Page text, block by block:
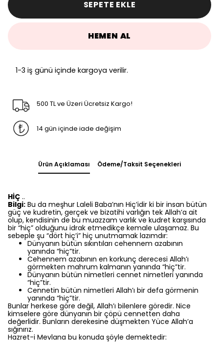
SEPETE EKLE
HEMEN AL
1-3 iş günü içinde kargoya verilir.
500 TL ve Üzeri Ücretsiz Kargo!
14 gün içinde iade değişim
Ürün Açıklaması Ödeme/Taksit Seçenekleri
HİÇ ..
Bilgi: Bu da meşhur Laleli Baba’nın Hiç’idir ki bir insan bütün
güç ve kudretin, gerçek ve bizatihi varlığın tek Allah’a ait
olup, kendisinin de bu muazzam varlık ve kudret karşısında
bir “hiç” olduğunu idrak etmedikçe kemale ulaşamaz. Bu
sebeple şu “dört hiç’i” hiç unutmamak lazımdır:
Dünyanın bütün sıkıntıları cehennem azabının
yanında “hiç”tir.
Cehennem azabının en korkunç derecesi Allah’ı
görmekten mahrum kalmanın yanında “hiç”tir.
Dünyanın bütün nimetleri cennet nimetleri yanında
“hiç”tir.
Cennetin bütün nimetleri Allah’ı bir defa görmenin
yanında “hiç”tir.
Bunlar herkese göre değil, Allah’ı bilenlere göredir. Nice
kimselere göre dünyanın bir çöpü cennetten daha
değerlidir. Bunların derekesine düşmekten Yüce Allah’a
sığınırız.
Hazret-i Mevlana bu konuda şöyle demektedir: